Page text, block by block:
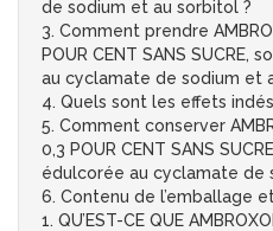
de sodium et au sorbitol ?
3. Comment prendre
POUR CENT SANS
au cyclamate de sodium et
4. Quels sont les effets
5. Comment conserver
0,3 POUR CENT SANS
édulcorée au cyclamate de
6. Contenu de l’emballage
1. QU’EST-CE QUE